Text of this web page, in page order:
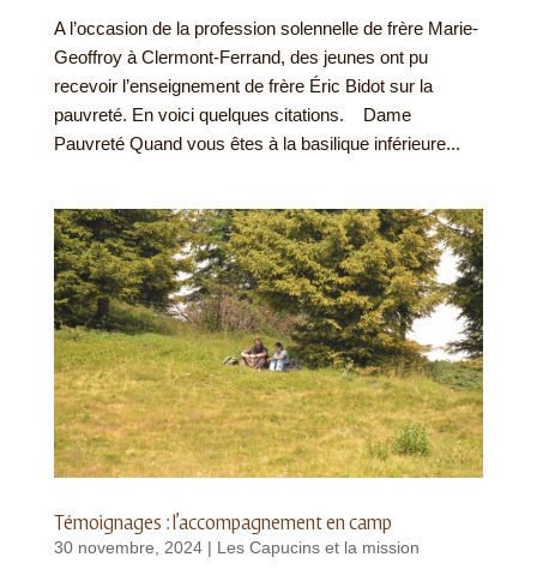
A l’occasion de la profession solennelle de frère Marie-
Geoffroy à Clermont-Ferrand, des jeunes ont pu
recevoir l’enseignement de frère Éric Bidot sur la
pauvreté. En voici quelques citations. Dame
Pauvreté Quand vous êtes à la basilique inférieure...
Témoignages : l’accompagnement en camp
30 novembre, 2024| Les Capucins et la mission